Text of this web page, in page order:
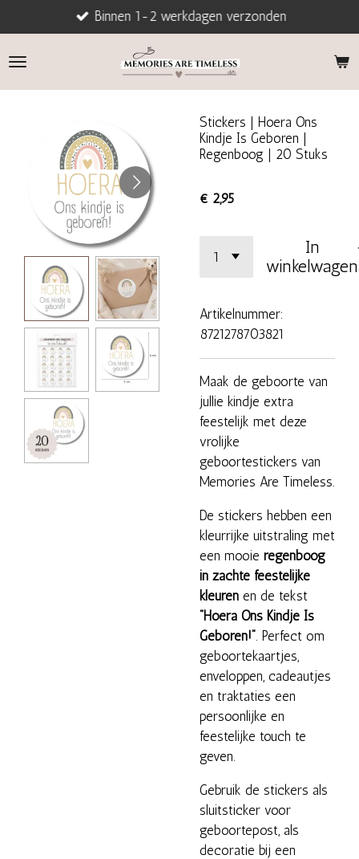
direct
naar
Binnen 1-2 werkdagen verzonden
Stickers | Hoera Ons
Kindje Is Geboren |
Regenboog | 20 Stuks
€ 2,95
In
winkelwagen
Artikelnummer:
8721278703821
Maak de geboorte van
jullie kindje extra
feestelijk met deze
vrolijke
geboortestickers van
Memories Are Timeless.
De stickers hebben een
kleurrijke uitstraling met
een mooie regenboog
in zachte feestelijke
kleuren en de tekst
“Hoera Ons Kindje Is
Geboren!”. Perfect om
geboortekaartjes,
enveloppen, cadeautjes
en traktaties een
persoonlijke en
feestelijke touch te
geven.
Gebruik de stickers als
sluitsticker voor
geboortepost, als
decoratie bij een